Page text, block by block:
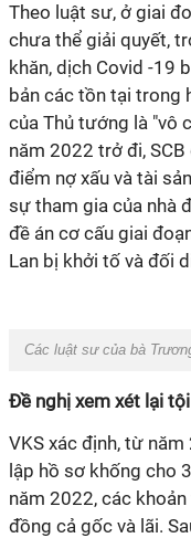
Theo luật sư, ở giai
chưa thể giải quyết,
khăn, dịch Covid -19
bản các tồn tại trong
của Thủ tướng là "vô
năm 2022 trở đi,
điểm nợ xấu và tài
sự tham gia của nhà
đề án cơ cấu giai
Lan bị khởi tố và đối
Các luật sư của bà
Đề nghị xem xét lại tội
VKS xác định, từ
lập hồ sơ khống cho
năm 2022, các
đồng cả gốc và lãi.